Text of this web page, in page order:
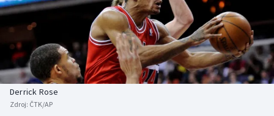
Americký fotbal
Atletika
Baseball a softbal
Basketbal
NEPŘEHLÉDNĚTE
Soutěže
Historické návraty
Aplikace ČT sport
Derrick Rose
Zdroj: ČTK/AP